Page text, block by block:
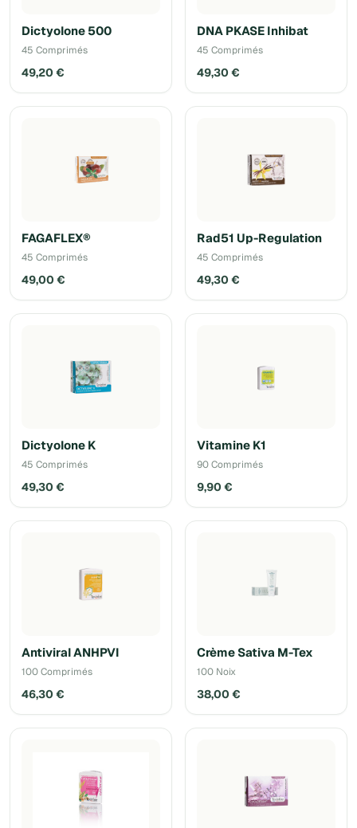
Dictyolone 500
45 Comprimés
49,20 €
DNA PKASE Inhibat
45 Comprimés
49,30 €
FAGAFLEX®
45 Comprimés
49,00 €
Rad51 Up-Regulation
45 Comprimés
49,30 €
Dictyolone K
45 Comprimés
49,30 €
Vitamine K1
90 Comprimés
9,90 €
Antiviral ANHPVI
100 Comprimés
46,30 €
Crème Sativa M-Tex
100 Noix
38,00 €